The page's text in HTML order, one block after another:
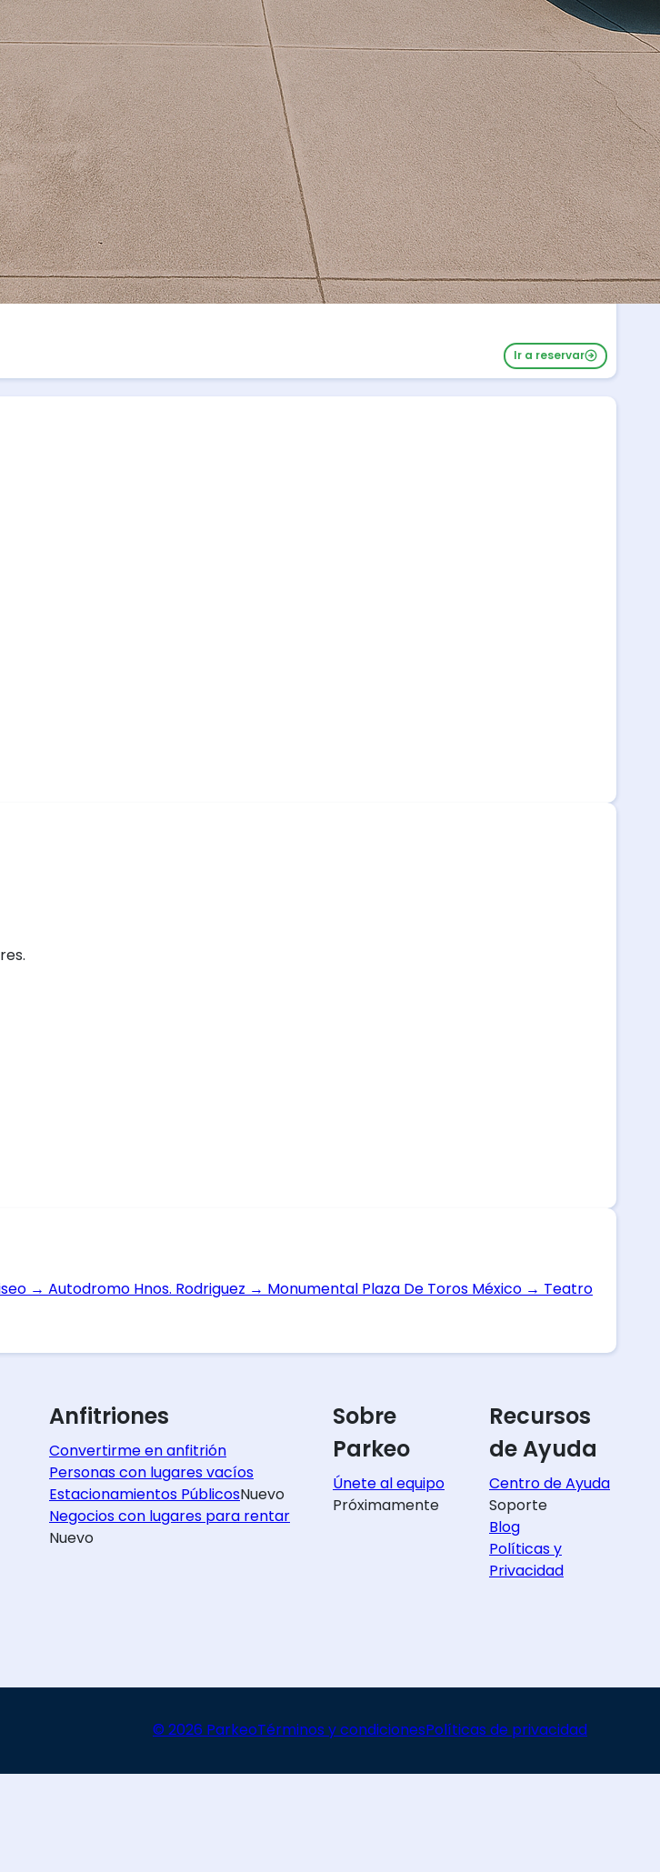
Ir a reservar
→ Autodromo Hnos. Rodriguez → Monumental Plaza De Toros México → Teatro
Anfitriones
Convertirme en anfitrión
Personas con lugares vacíos
Estacionamientos PúblicosNuevo
Negocios con lugares para rentar
Nuevo
Recursos
de Ayuda
Centro de Ayuda
Soporte
Blog
Políticas y
Privacidad
Sobre
Parkeo
Únete al equipo
Próximamente
© 2026 ParkeoTérminos y condicionesPolíticas de privacidad